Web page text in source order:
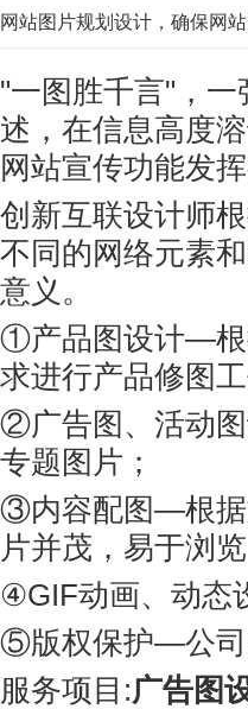
网站图片规划设计，确保网
"一图胜千言"，
述，在信息高度
网站宣传功能发
创新互联设计师
不同的网络元素
意义。
①产品图设计—根
求进行产品修图工
②广告图、活动
专题图片；
③内容配图—根据
片并茂，易于浏览
④GIF动画、动态
⑤版权保护—公司
服务项目:广告图